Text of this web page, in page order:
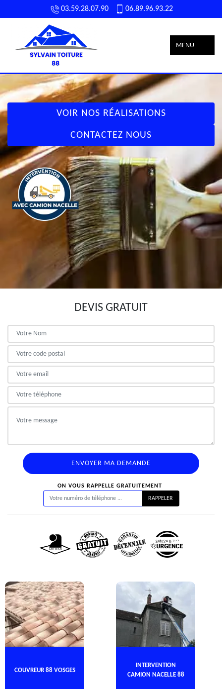
03.59.28.07.90 06.89.96.93.22
MENU
VOIR NOS RÉALISATIONS
CONTACTEZ NOUS
DEVIS GRATUIT
ON VOUS RAPPELLE GRATUITEMENT
COUVREUR 88 VOSGES
INTERVENTION
CAMION NACELLE 88